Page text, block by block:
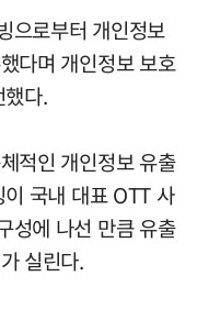
으로부터 개인정보
다며 개인정보 보호
다.
적인 개인정보 유출
국내 대표 OTT 사
성에 나선 만큼 유출
실린다.